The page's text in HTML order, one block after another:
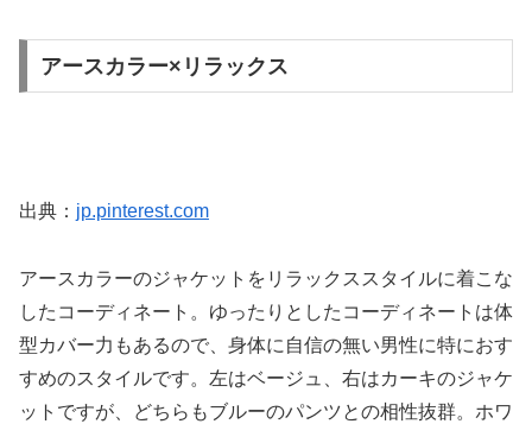
アースカラー×リラックス
出典： jp.pinterest.com
アースカラーのジャケットをリラックススタイルに着こな
したコーディネート。ゆったりとしたコーディネートは体
型カバー力もあるので、身体に自信の無い男性に特におす
すめのスタイルです。左はベージュ、右はカーキのジャケ
ットですが、どちらもブルーのパンツとの相性抜群。ホワ